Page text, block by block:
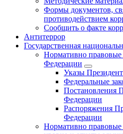
Формы документов,
противодействием
Сообщить о факте
Антитеррор
Государственная
Нормативно правовые
Федерации
Указы
Федеральные
Постановления
Федерации
Распоряжения
Федерации
Нормативно